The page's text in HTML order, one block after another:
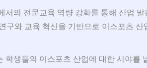
의 전문교육 역량 강화를 통해 산업
구와 교육 혁신을 기반으로 이스포츠
생들의 이스포츠 산업에 대한 시야를